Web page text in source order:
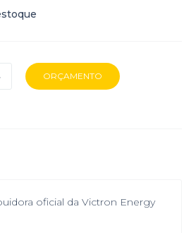
oficial da Victron Energy